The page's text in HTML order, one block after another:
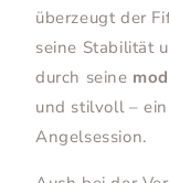
überzeugt der
seine Stabilität
durch seine
und stilvoll –
Angelsession.